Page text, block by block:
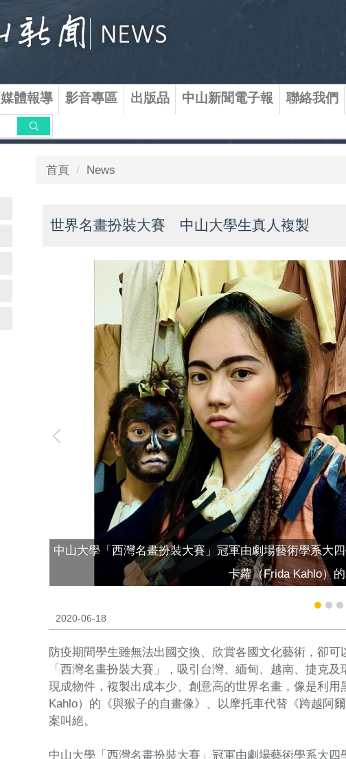
媒體報導 影音專區 出版品 中山新聞電子報 聯絡我們
搜尋
首頁 News
世界名畫扮裝大賽 中山大學生真人複製
中山大學「西灣名畫扮裝大賽」冠軍由劇場藝術學系大
卡蘿（Frida Kahlo）
2020-06-18
防疫期間學生雖無法出國交換、欣賞各國文化藝術，卻
「西灣名畫扮裝大賽」，吸引台灣、緬甸、越南、捷克
現成物件，複製出成本少、創意高的世界名畫，像是利
Kahlo）的《與猴子的自畫像》、以摩托車代替《跨越阿
案叫絕。
中山大學「西灣名畫扮裝大賽」冠軍由劇場藝術學系大